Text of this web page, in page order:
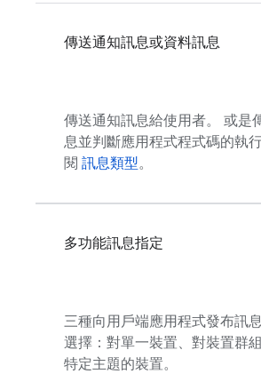
傳送通知訊息或資料訊息
傳送通知訊息給使用者。 或是
息並判斷應用程式程式碼的執
閱 訊息類型。
多功能訊息指定
三種向用戶端應用程式發布訊
選擇：對單一裝置、對裝置群
特定主題的裝置。